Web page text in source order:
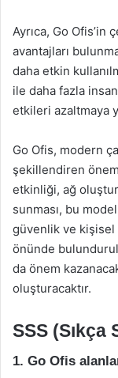
Ayrıca, Go Ofis’in
avantajları
daha etkin
ile daha fazla
etkileri azaltmaya
Go Ofis, modern
şekillendiren
etkinliği, ağ
sunması, bu
güvenlik ve kişisel
önünde
da önem
oluşturacaktır.
SSS (Sıkça
1. Go Ofis